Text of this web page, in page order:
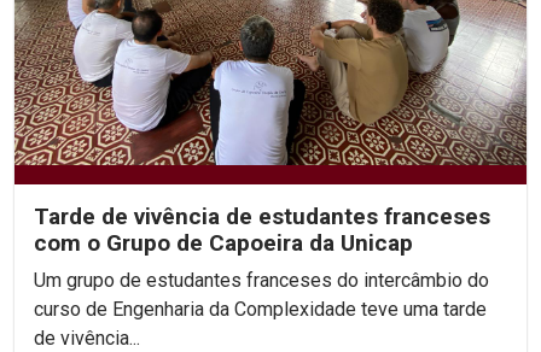
Tarde de vivência de estudantes franceses
com o Grupo de Capoeira da Unicap
Um grupo de estudantes franceses do intercâmbio do
curso de Engenharia da Complexidade teve uma tarde
de vivência...